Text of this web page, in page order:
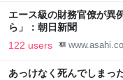
エース級の財務官僚が
ら」：朝日新聞
122 users
あっけなく死んでしまっ